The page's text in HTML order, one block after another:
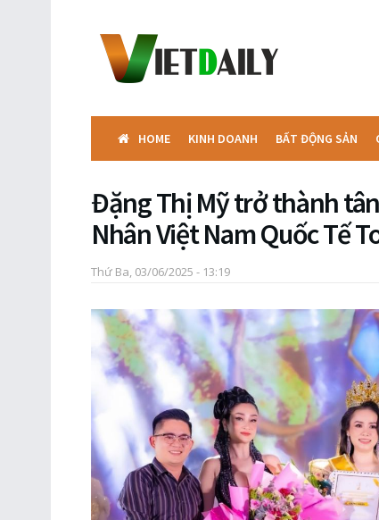
HOME KINH DOANH BẤT ĐỘNG SẢN
Đặng Thị Mỹ trở thành
Nhân Việt Nam Quốc Tế
Thứ Ba, 03/06/2025 - 13:19